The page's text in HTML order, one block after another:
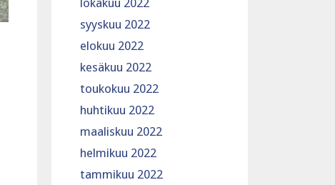
lokakuu 2022
syyskuu 2022
elokuu 2022
kesäkuu 2022
toukokuu 2022
huhtikuu 2022
maaliskuu 2022
helmikuu 2022
tammikuu 2022